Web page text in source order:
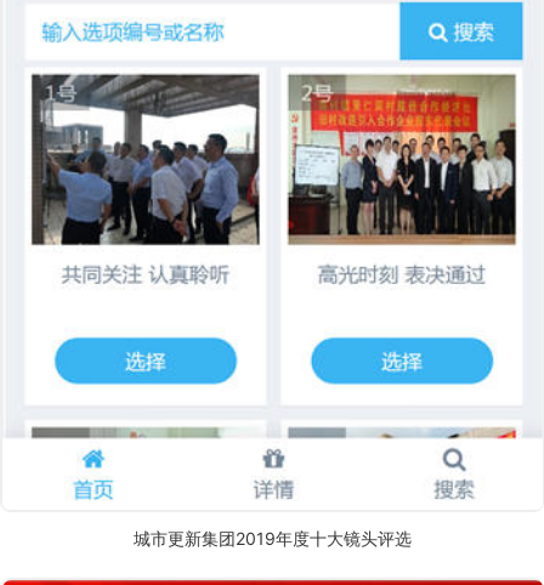
城市更新集团2019年度十大镜头评选